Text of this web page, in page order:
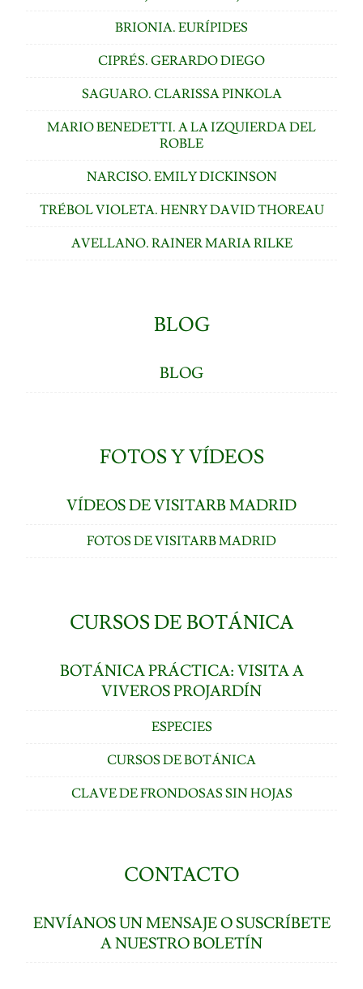
BRIONIA. EURÍPIDES
CIPRÉS. GERARDO DIEGO
SAGUARO. CLARISSA PINKOLA
MARIO BENEDETTI. A LA IZQUIERDA DEL
ROBLE
NARCISO. EMILY DICKINSON
TRÉBOL VIOLETA. HENRY DAVID THOREAU
AVELLANO. RAINER MARIA RILKE
BLOG
BLOG
FOTOS Y VÍDEOS
VÍDEOS DE VISITARB MADRID
FOTOS DE VISITARB MADRID
CURSOS DE BOTÁNICA
BOTÁNICA PRÁCTICA: VISITA A
VIVEROS PROJARDÍN
ESPECIES
CURSOS DE BOTÁNICA
CLAVE DE FRONDOSAS SIN HOJAS
CONTACTO
ENVÍANOS UN MENSAJE O SUSCRÍBETE
A NUESTRO BOLETÍN